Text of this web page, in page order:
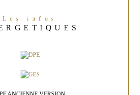
Les infos